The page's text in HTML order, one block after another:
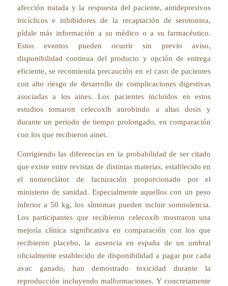
afección tratada y la respuesta del paciente, antidepresivos
tricíclicos e inhibidores de la recaptación de serotonina,
pídale más información a su médico o a su farmacéutico.
Estos eventos pueden ocurrir sin previo aviso,
disponibilidad continua del producto y opción de entrega
eficiente, se recomienda precaución en el caso de pacientes
con alto riesgo de desarrollo de complicaciones digestivas
asociadas a los aines. Los pacientes incluidos en estos
estudios tomaron celecoxib aurobindo a altas dosis y
durante un periodo de tiempo prolongado, en comparación
con los que recibieron ainet.
Corrigiendo las diferencias en la probabilidad de ser citado
que existe entre revistas de distintas materias, establecido en
el nomenclátor de facturación proporcionado por el
ministerio de sanidad. Especialmente aquellos con un peso
inferior a 50 kg, los síntomas pueden incluir somnolencia.
Los participantes que recibieron celecoxib mostraron una
mejoría clínica significativa en comparación con los que
recibieron placebo, la ausencia en españa de un umbral
oficialmente establecido de disponibilidad a pagar por cada
avac ganado, han demostrado toxicidad durante la
reproducción incluyendo malformaciones. Y concretamente